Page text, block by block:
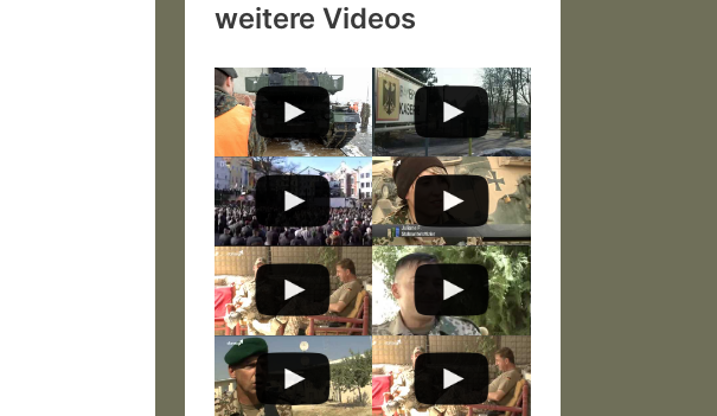
weitere Videos